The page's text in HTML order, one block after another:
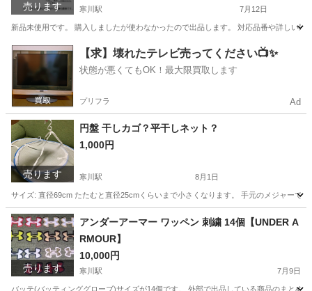
売ります 寒川駅 7月12日
新品未使用です。 購入しましたが使わなかったので出品します。 対応品番や詳しい
神奈川 高座郡 寒川駅 その他 アダプタ
【求】壊れたテレビ売ってください📺✨
状態が悪くてもOK！最大限買取します
プリフラ Ad
売ります
円盤 干しカゴ？平干しネット？
1,000円
寒川駅 8月1日
サイズ: 直径69cm たたむと直径25cmくらいまで小さくなります。 手元のメジャーで
神奈川 高座郡 寒川駅 カゴ
売ります
アンダーアーマー ワッペン 刺繍 14個【UNDER A
RMOUR】
10,000円
寒川駅 7月9日
バッテ(バッティンググローブ)サイズが14個です。 外部で出品している商品のまとめ